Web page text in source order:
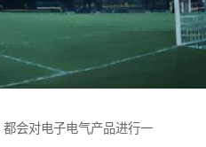
会对电子电气产品进行一